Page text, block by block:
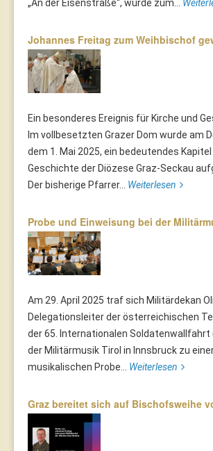
„An der Eisenstraße“, wurde zum...
Johannes Freitag zum Weihbischof
Ein besonderes Ereignis für Kirche und
Im vollbesetzten Grazer Dom wurde am
dem 1. Mai 2025, ein bedeutendes
Geschichte der Diözese Graz-Seckau
Der bisherige Pfarrer... Weiterlesen
Probe und Einweisung bei der
Am 29. April 2025 traf sich Militärdekan
Delegationsleiter der österreichischen
der 65. Internationalen Soldatenwallfahrt
der Militärmusik Tirol in Innsbruck zu
musikalischen Probe... Weiterlesen
Graz bereitet sich auf Bischofsweihe